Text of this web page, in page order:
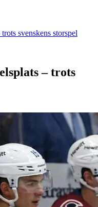
svenskens storspel
– trots